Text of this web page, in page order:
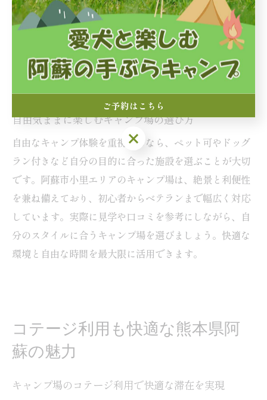
者や周囲の環境への配慮が求められます。現地でのルー
ルやマナーを守り、ペットのリード着用や糞の始末など
を徹底しましょう。設備によっては利用制限がある場合
もあるため、事前に問い合わせや公式情報の確認をおす
すめします。
自由気ままに楽しむキャンプ場の選び方
自由なキャンプ体験を重視するなら、ペット可やドッグ
ラン付きなど自分の目的に合った施設を選ぶことが大切
です。阿蘇市小里エリアのキャンプ場は、絶景と利便性
を兼ね備えており、初心者からベテランまで幅広く対応
しています。実際に見学や口コミを参考にしながら、自
分のスタイルに合うキャンプ場を選びましょう。快適な
環境と自由な時間を最大限に活用できます。
コテージ利用も快適な熊本県阿
蘇の魅力
キャンプ場のコテージ利用で快適な滞在を実現
ご予約はこちら
ご予約はこちら